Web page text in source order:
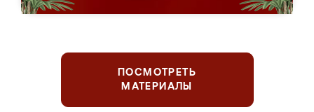
ПОСМОТРЕТЬ
МАТЕРИАЛЫ